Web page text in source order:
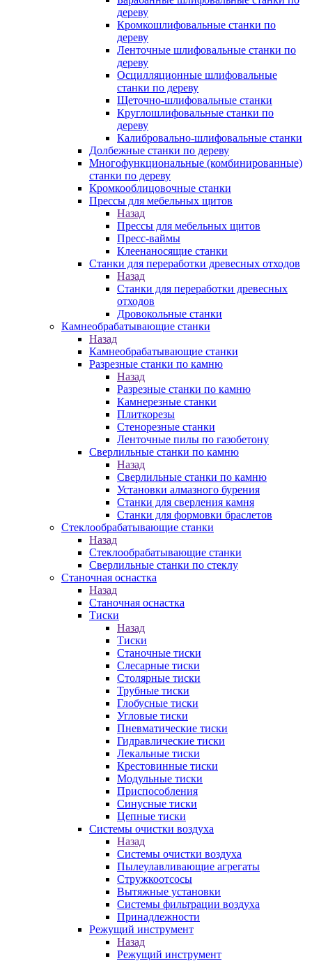
дереву
Кромкошлифовальные станки по
дереву
Ленточные шлифовальные станки по
дереву
Осцилляционные шлифовальные
станки по дереву
Щеточно-шлифовальные станки
Круглошлифовальные станки по
дереву
Калибровально-шлифовальные станки
Долбежные станки по дереву
Многофункциональные (комбинированные)
станки по дереву
Кромкооблицовочные станки
Прессы для мебельных щитов
Назад
Прессы для мебельных щитов
Пресс-ваймы
Клеенаносящие станки
Станки для переработки древесных отходов
Назад
Станки для переработки древесных
отходов
Дровокольные станки
Камнеобрабатывающие станки
Назад
Камнеобрабатывающие станки
Разрезные станки по камню
Назад
Разрезные станки по камню
Камнерезные станки
Плиткорезы
Стенорезные станки
Ленточные пилы по газобетону
Сверлильные станки по камню
Назад
Сверлильные станки по камню
Установки алмазного бурения
Станки для сверления камня
Станки для формовки браслетов
Стеклообрабатывающие станки
Назад
Стеклообрабатывающие станки
Сверлильные станки по стеклу
Станочная оснастка
Назад
Станочная оснастка
Тиски
Назад
Тиски
Станочные тиски
Слесарные тиски
Столярные тиски
Трубные тиски
Глобусные тиски
Угловые тиски
Пневматические тиски
Гидравлические тиски
Лекальные тиски
Крестовинные тиски
Модульные тиски
Приспособления
Синусные тиски
Цепные тиски
Системы очистки воздуха
Назад
Системы очистки воздуха
Пылеулавливающие агрегаты
Стружкоотсосы
Вытяжные установки
Системы фильтрации воздуха
Принадлежности
Режущий инструмент
Назад
Режущий инструмент